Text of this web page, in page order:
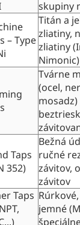
skupiny
– Type
Titán a
zliatiny,
zliatiny
Nimonic)
Tvárne
(ocel,
mosadz)
Taps
352)
Bežná
ručné
závitov,
závitov
Taps
jemné